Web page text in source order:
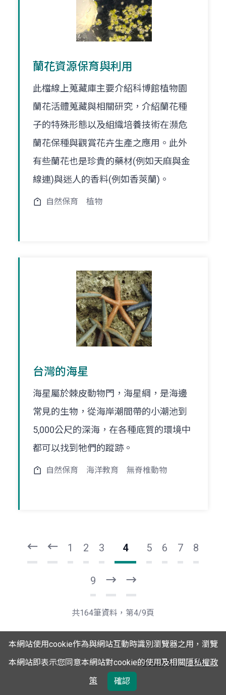
蘭花資源保育與利用
此檔線上蒐藏庫主要介紹科博館植物園
蘭花活體蒐藏與相關研究，介紹蘭花種
子的特殊形態以及組織培養技術在瀕危
蘭花保種與觀賞花卉生產之應用。此外
有些蘭花也是珍貴的藥材(例如天麻與金
線連)與迷人的香料(例如香莢蘭)。
自然保育 植物
台灣的海星
海星屬於棘皮動物門，海星綱，是海邊
常見的生物，從海岸潮間帶的小潮池到
5,000公尺的深海，在各種底質的環境中
都可以找到牠們的蹤跡。
自然保育 海洋教育 無脊椎動物
1 2 3 4 5 6 7 8
9
一
頁
後
一
共164筆資料，第4/9頁
2022/09/21 更新
本網站使用cookie作為與網站互動時識別瀏覽器之用，瀏覽
本網站即表示您同意本網站對cookie的使用及相關隱私權政
策
確認